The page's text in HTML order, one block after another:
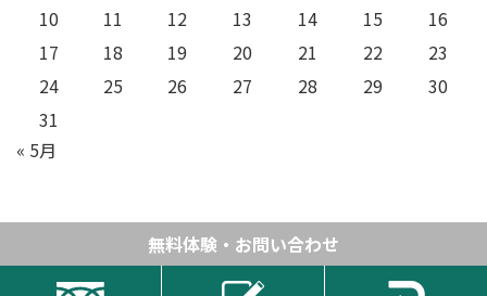
10
11 12 13 14 15
16
17
18 19 20 21 22
23
24
25 26 27 28 29
30
31
« 5月
無料体験・お問い合わせ